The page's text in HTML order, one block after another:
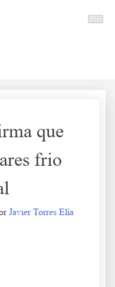
que
frio
Javier Torres Elía